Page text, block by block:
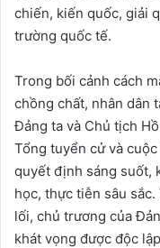
chiến, kiến quốc, giải
trường quốc tế.
Trong bối cảnh cách
chồng chất, nhân dân
Đảng ta và Chủ tịch
Tổng tuyển cử và
quyết định sáng suốt,
học, thực tiễn sâu
lối, chủ trương của
khát vọng được độc